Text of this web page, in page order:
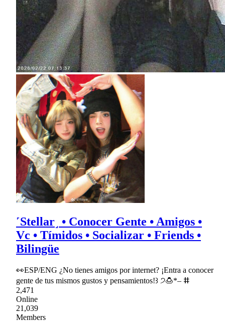
˹Stellar˼ • Conocer Gente • Amigos •
Vc • Tímidos • Socializar • Friends •
Bilingüe
👀ESP/ENG ¿No tienes amigos por internet? ¡Entra a conocer
gente de tus mismos gustos y pensamientos!꒱ ੭🍮*– ⵌ
2,471
Online
21,039
Members